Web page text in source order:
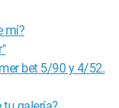
mí?
bet 5/90 y 4/52.